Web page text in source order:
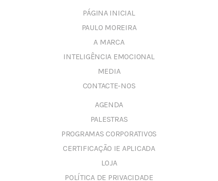
PÁGINA INICIAL
PAULO MOREIRA
A MARCA
INTELIGÊNCIA EMOCIONAL
MEDIA
CONTACTE-NOS
AGENDA
PALESTRAS
PROGRAMAS CORPORATIVOS
CERTIFICAÇÃO IE APLICADA
LOJA
POLÍTICA DE PRIVACIDADE